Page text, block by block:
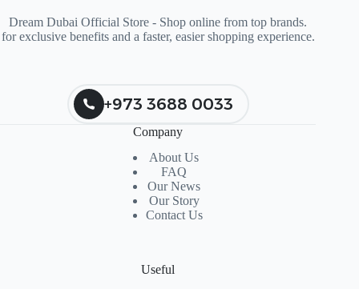
Dream Dubai Official Store - Shop online from top brands.
for exclusive benefits and a faster, easier shopping experience.
+973 3688 0033
Company
About Us
FAQ
Our News
Our Story
Contact Us
Useful